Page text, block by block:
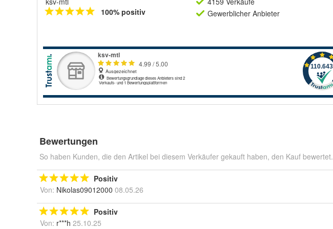
100% positiv
Gewerblicher Anbieter
Bewertungen
So haben Kunden, die den Artikel bei diesem Verkäufer gekauft haben, den Kauf bewertet.
Positiv
Von: Nikolas09012000 08.05.26
Positiv
Von: r***h 25.10.25